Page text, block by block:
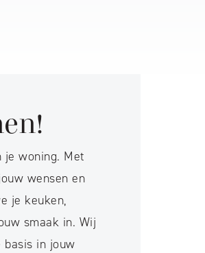
woning. Met
wensen en
je keuken,
smaak in. Wij
in jouw